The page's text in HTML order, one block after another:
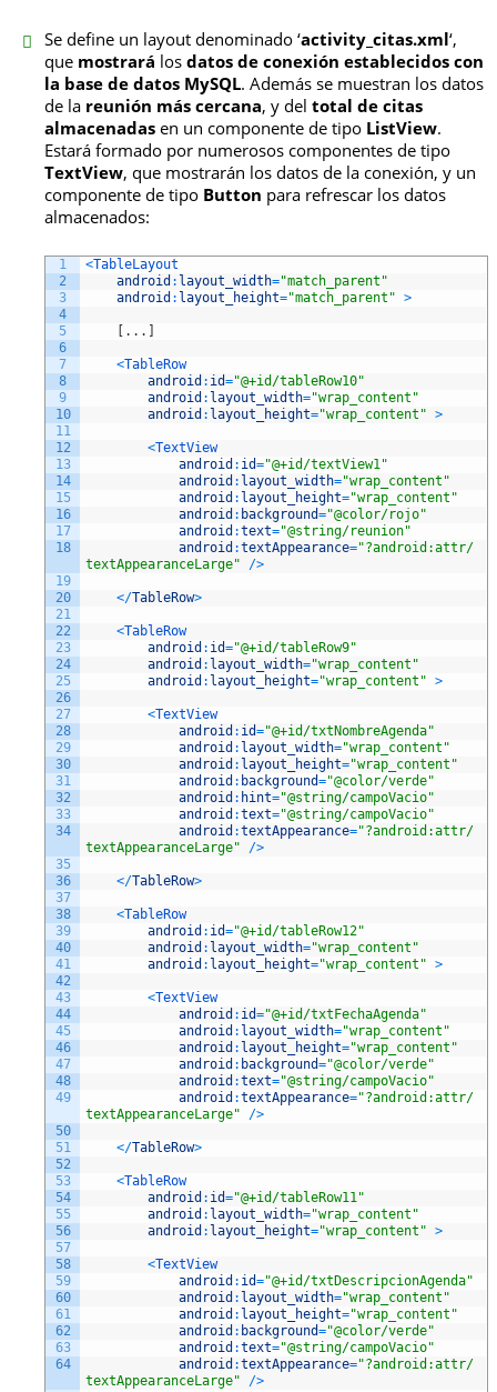
Se define un layout denominado ‘activity_citas.xml‘,
que mostrará losdatos de conexión establecidos con
la base de datos MySQL. Además se muestran los datos
de la reunión más cercana, y deltotal de citas
almacenadas en un componente de tipo ListView.
Estará formado por numerosos componentes de tipo
TextView, que mostrarán los datos de la conexión, y un
componente de tipo Button para refrescar los datos
almacenados:
1
2
3
4
5
6
7
8
9
10
11
12
13
14
15
16
17
18
19
20
21
22
23
24
25
26
27
28
29
30
31
32
33
34
35
36
37
38
39
40
41
42
43
44
45
46
47
48
49
50
51
52
53
54
55
56
57
58
59
60
61
62
63
64
<TableLayout
android : layout_width="match_parent"
android : layout_height="match_parent" >
[ . . . ]
<TableRow
android : id="@+id/tableRow10"
android : layout_width="wrap_content"
android : layout_height="wrap_content" >
<TextView
android : id="@+id/textView1"
android : layout_width="wrap_content"
android : layout_height="wrap_content"
android : background="@color/rojo"
android :text="@string/reunion"
android :textAppearance="?android:attr/
textAppearanceLarge"
/>
</TableRow>
<TableRow
android : id="@+id/tableRow9"
android : layout_width="wrap_content"
android : layout_height="wrap_content" >
<TextView
android : id="@+id/txtNombreAgenda"
android : layout_width="wrap_content"
android : layout_height="wrap_content"
android : background="@color/verde"
android : hint="@string/campoVacio"
android :text="@string/campoVacio"
android :textAppearance="?android:attr/
textAppearanceLarge"
/>
</TableRow>
<TableRow
android : id="@+id/tableRow12"
android : layout_width="wrap_content"
android : layout_height="wrap_content" >
<TextView
android : id="@+id/txtFechaAgenda"
android : layout_width="wrap_content"
android : layout_height="wrap_content"
android : background="@color/verde"
android :text="@string/campoVacio"
android :textAppearance="?android:attr/
textAppearanceLarge"
/>
</TableRow>
<TableRow
android : id="@+id/tableRow11"
android : layout_width="wrap_content"
android : layout_height="wrap_content" >
<TextView
android : id="@+id/txtDescripcionAgenda"
android : layout_width="wrap_content"
android : layout_height="wrap_content"
android : background="@color/verde"
android :text="@string/campoVacio"
android :textAppearance="?android:attr/
textAppearanceLarge"
/>